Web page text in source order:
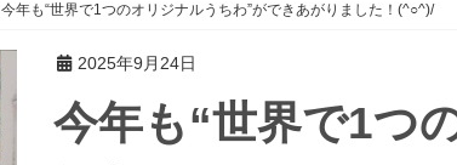
今年も“世界で1つのオリジナルうちわ”ができあがりました！(^○^)/
2025年9月24日
今年も“世界で1つのオリジナルうちわ”ができあがりま